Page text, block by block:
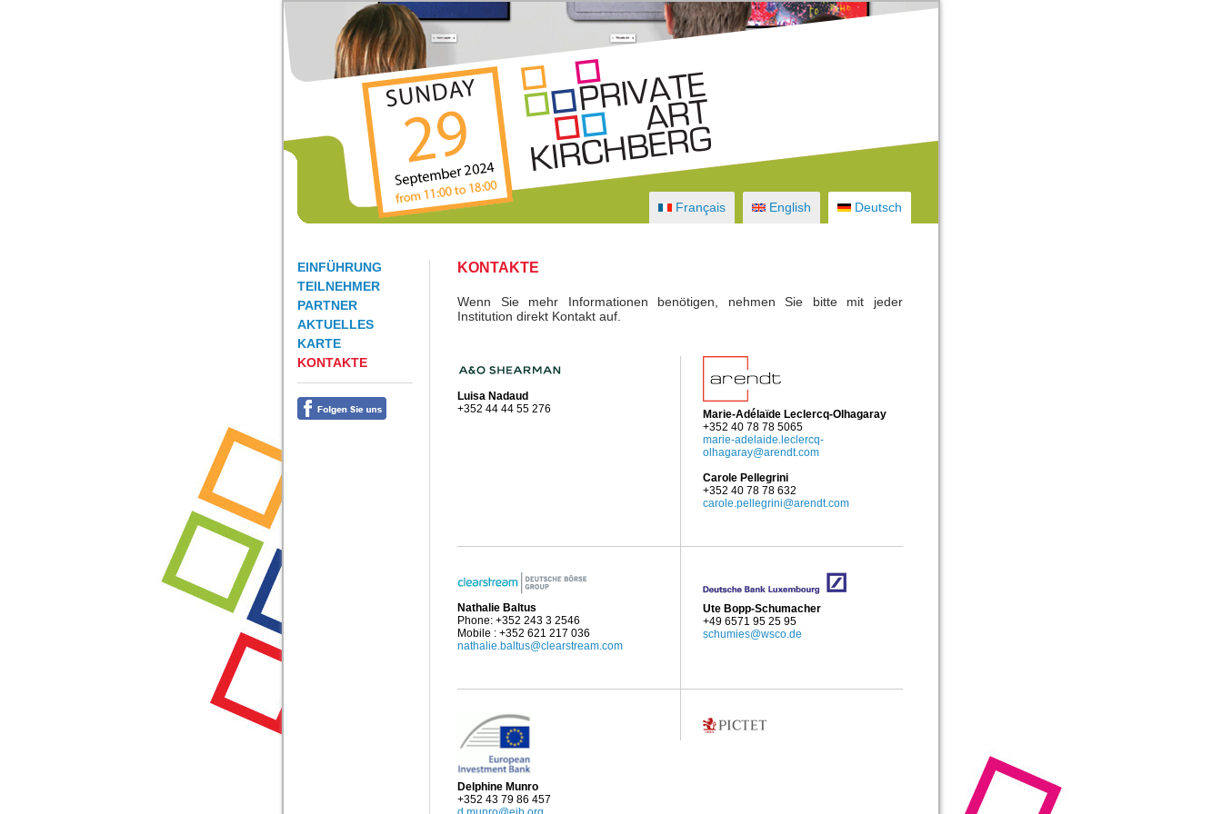
Français English Deutsch
EINFÜHRUNG
TEILNEHMER
PARTNER
AKTUELLES
KARTE
KONTAKTE
KONTAKTE
Wenn Sie mehr Informationen benötigen, nehmen Sie bitte mit jeder
Institution direkt Kontakt auf.
Luisa Nadaud
+352 44 44 55 276
Marie-Adélaïde Leclercq-Olhagaray
+352 40 78 78 5065
marie-adelaide.leclercq-
olhagaray@arendt.com
Carole Pellegrini
+352 40 78 78 632
carole.pellegrini@arendt.com
Nathalie Baltus
Phone: +352 243 3 2546
Mobile : +352 621 217 036
nathalie.baltus@clearstream.com
Ute Bopp-Schumacher
+49 6571 95 25 95
schumies@wsco.de
Delphine Munro
+352 43 79 86 457